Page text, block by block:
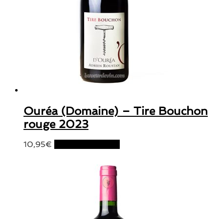
Ouréa (Domaine) – Tire Bouchon
rouge 2023
10,95€